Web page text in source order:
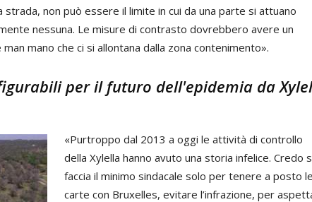
non può essere il limite in cui da una parte si attuano
nessuna. Le misure di contrasto dovrebbero avere un
mano che ci si allontana dalla zona contenimento».
per il futuro dell'epidemia da
«Purtroppo dal 2013 a oggi le attività di controllo
della Xylella hanno avuto una storia infelice. Credo
faccia il minimo sindacale solo per tenere a posto le
carte con Bruxelles, evitare l’infrazione, per